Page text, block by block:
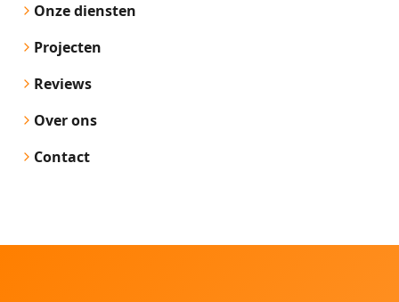
Onze diensten
Projecten
Reviews
Over ons
Contact